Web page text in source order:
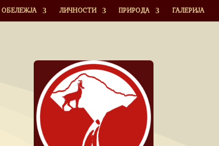
ОБЕЛЕЖЈА ЛИЧНОСТИ ПРИРОДА ГАЛЕРИЈА